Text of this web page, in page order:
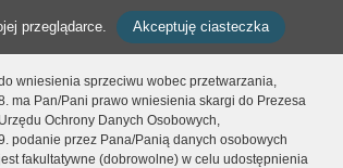
przeglądarce. Akceptuję ciasteczka
wniesienia sprzeciwu wobec przetwarzania,
ma Pan/Pani prawo wniesienia skargi do Prezesa
Urzędu Ochrony Danych Osobowych,
podanie przez Pana/Panią danych osobowych
fakultatywne (dobrowolne) w celu udostępnienia